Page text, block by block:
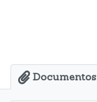
Documentos